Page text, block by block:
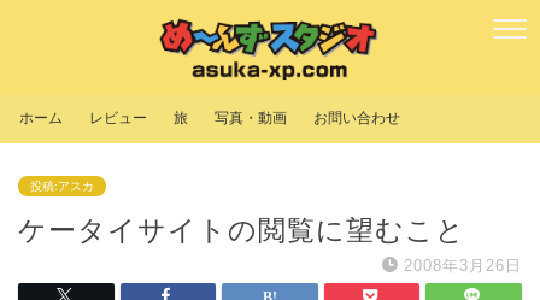
ホーム レビュー 旅 写真・動画 お問い合わせ
投稿:アスカ
ケータイサイトの閲覧に望むこと
2008年3月26日